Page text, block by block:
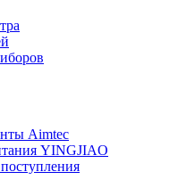
Aimtec
YINGJIAO